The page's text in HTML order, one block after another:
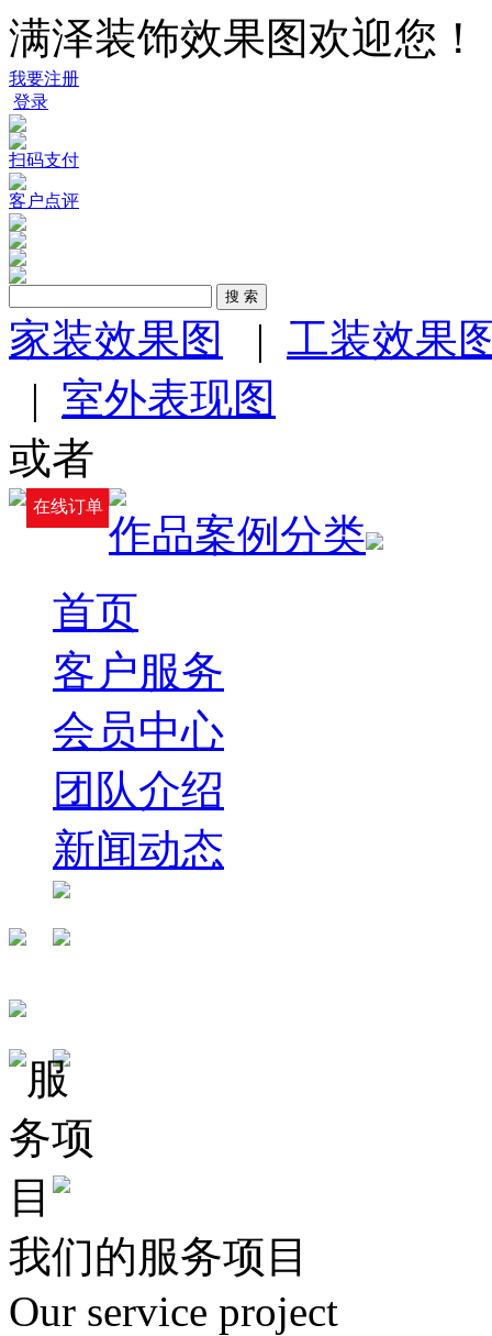
满泽装饰效果图欢迎您！
我要注册
登录
扫码支付
客户点评
家装效果图 | 工装效果
| 室外表现图
或者
在线订单
作品案例分类
首页
客户服务
会员中心
团队介绍
新闻动态
我们的服务项目
Our service project